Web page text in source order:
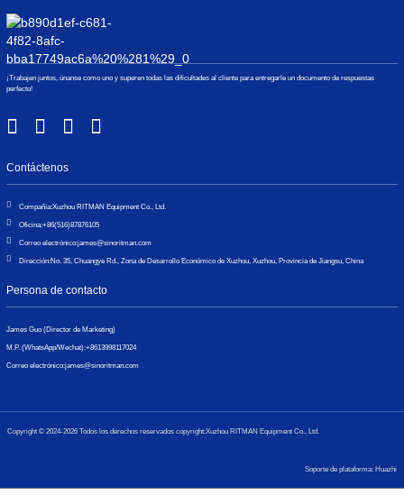
¡Trabajen juntos, únanse como uno y superen todas las dificultades al cliente para entregarle un documento de respuestas
perfecto!
Contáctenos
Compañía:Xuzhou RITMAN Equipment Co., Ltd.
Oficina:+86(516)87876105
Correo electrónico:james@sinoritman.com
Dirección:No. 35, Chuangye Rd., Zona de Desarrollo Económico de Xuzhou, Xuzhou, Provincia de Jiangsu, China
Persona de contacto
James Guo (Director de Marketing)
M.P. (WhatsApp/Wechat):+8613998117024
Correo electrónico:james@sinoritman.com
Copyright © 2024-2026 Todos los derechos reservados copyright:Xuzhou RITMAN Equipment Co., Ltd.
Soporte de plataforma: Huazhi